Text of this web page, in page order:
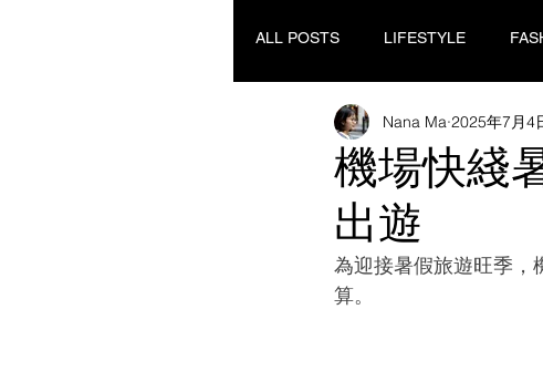
ALL POSTS LIFESTYLE
機場快綫
出遊
Nana Ma 2025年7月4
為迎接暑假旅遊旺季，
算。